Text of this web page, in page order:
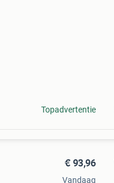
Topadvertentie
€ 93,96
Vandaag